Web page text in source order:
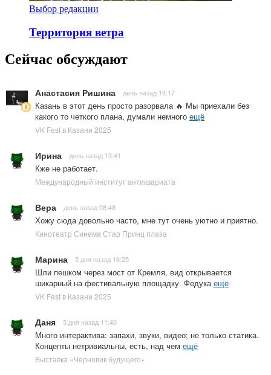
Выбор редакции
Территория ветра
Сейчас обсуждают
Анастасия Ришина день назад 16:17
Казань в этот день просто разорвала 🔥 Мы приехали без
какого то четкого плана, думали немного ещё
VK Fest в Казани 2025
Ирина день назад 13:41
Кже не работает.
Международный институт антиквариата
Вера день назад 08:48
Хожу сюда довольно часто, мне тут очень уютно и приятно.
Кинотеатр Синема Стар Принц плаза
Марина 3 дня назад 16:25
Шли пешком через мост от Кремля, вид открывается
шикарный на фестивальную площадку. Федукаещё
VK Fest в Казани 2025
Даня 3 дня назад 11:40
Много интерактива: запахи, звуки, видео; не только статика.
Концепты нетривиальны, есть, над чем ещё
Выставка «Черновик будущего»